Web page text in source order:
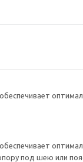
под шею или